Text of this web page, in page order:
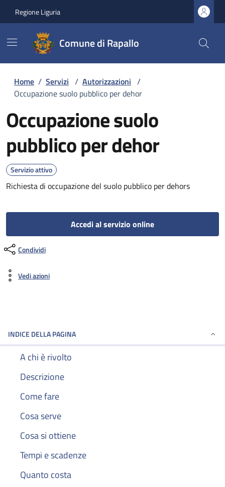
Regione Liguria
Comune di Rapallo
Home / Servizi / Autorizzazioni /
Occupazione suolo pubblico per dehor
Occupazione suolo
pubblico per dehor
Servizio attivo
Richiesta di occupazione del suolo pubblico per dehors
Accedi al servizio online
Condividi
Vedi azioni
INDICE DELLA PAGINA
A chi è rivolto
Descrizione
Come fare
Cosa serve
Cosa si ottiene
Tempi e scadenze
Quanto costa